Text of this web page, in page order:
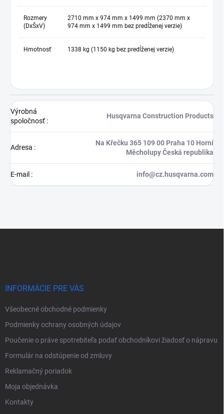
Rozmery
(DxŠxV)
2710 mm x 974 mm x 1499 mm (2370 mm x
974 mm x 1499 mm bez predĺženej verzie)
Hmotnosť 1338 kg (1150 kg bez predĺženej verzie)
Výrobná
spoločnosť:
Husqvarna Construction Products
Adresa :
Na Křečku 365 109 00 Praha 10 Horní
Měcholupy Česká republika
E-mail : info@cz.husqvarna.com
INFORMÁCIE PRE VÁS
Všeobecné obchodné podmienky
Podmienky ochrany osobných údajov
Poučenie o práve spotrebiteľa podať obchodníkovi žiadosť o nápravu
Formulár na odstúpenie od zmluvy
Reklamačný poriadok
Moja objednávka
Kontakty